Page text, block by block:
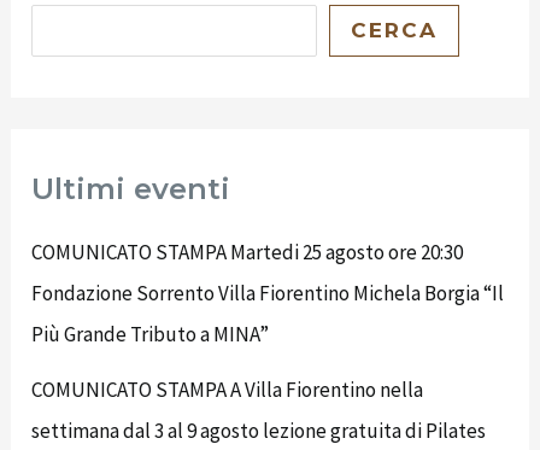
CERCA
Ultimi eventi
COMUNICATO STAMPA Martedi 25 agosto ore 20:30
Fondazione Sorrento Villa Fiorentino Michela Borgia “Il
Più Grande Tributo a MINA”
COMUNICATO STAMPA A Villa Fiorentino nella
settimana dal 3 al 9 agosto lezione gratuita di Pilates